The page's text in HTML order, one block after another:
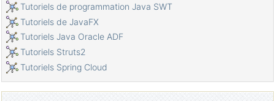
Le Tutoriel de Java Stream
Le Tutoriel de Java Functional Interface
Introduction à Raspberry Pi
Le Tutoriel de Java Predicate
Classe abstraite et interface en Java
Modificateurs d'accès en Java
Tutoriels de programmation Java SWT
Tutoriels de JavaFX
Tutoriels Java Oracle ADF
Tutoriels Struts2
Tutoriels Spring Cloud